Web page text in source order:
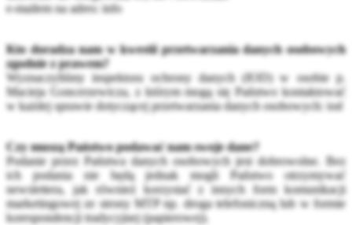
e-mailem na adres: info
Kto doradza nam w kwestii przetwarzania danych osobowych
zgodnie z prawem?
Wyznaczyliśmy inspektora ochrony danych (IOD) w osobie p.
Macieja Goncerzewicza, z którym mogą się Państwo kontaktować
w każdej sprawie dotyczącej przetwarzania danych osobowych: iod
Czy muszą Państwo podawać nam swoje dane?
Podanie przez Państwa danych osobowych jest dobrowolne. Bez
ich podania nie będą jednak mogli Państwo otrzymywać
newslettera, jak również korzystać z innych form komunikacji
marketingowej ze strony MTP np. droga telefoniczną lub w formie
korespondencji tradycyjnej (papierowej).